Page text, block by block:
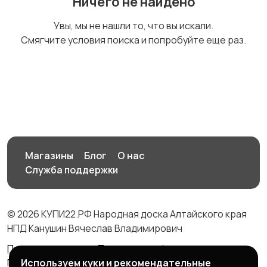
Футболки и топы
Другое
Увы, мы не нашли то, что вы искали.
Смягчите условия поиска и попробуйте еще раз.
Магазины Блог
О нас
Служба поддержки
© 2026 КУПИ22.РФ Народная доска Алтайского края
НПД Канушин Вячеслав Владимирович
Правила сервиса
Политика конфиденциальности
Политика использования cookie
Используем куки и рекомендательные